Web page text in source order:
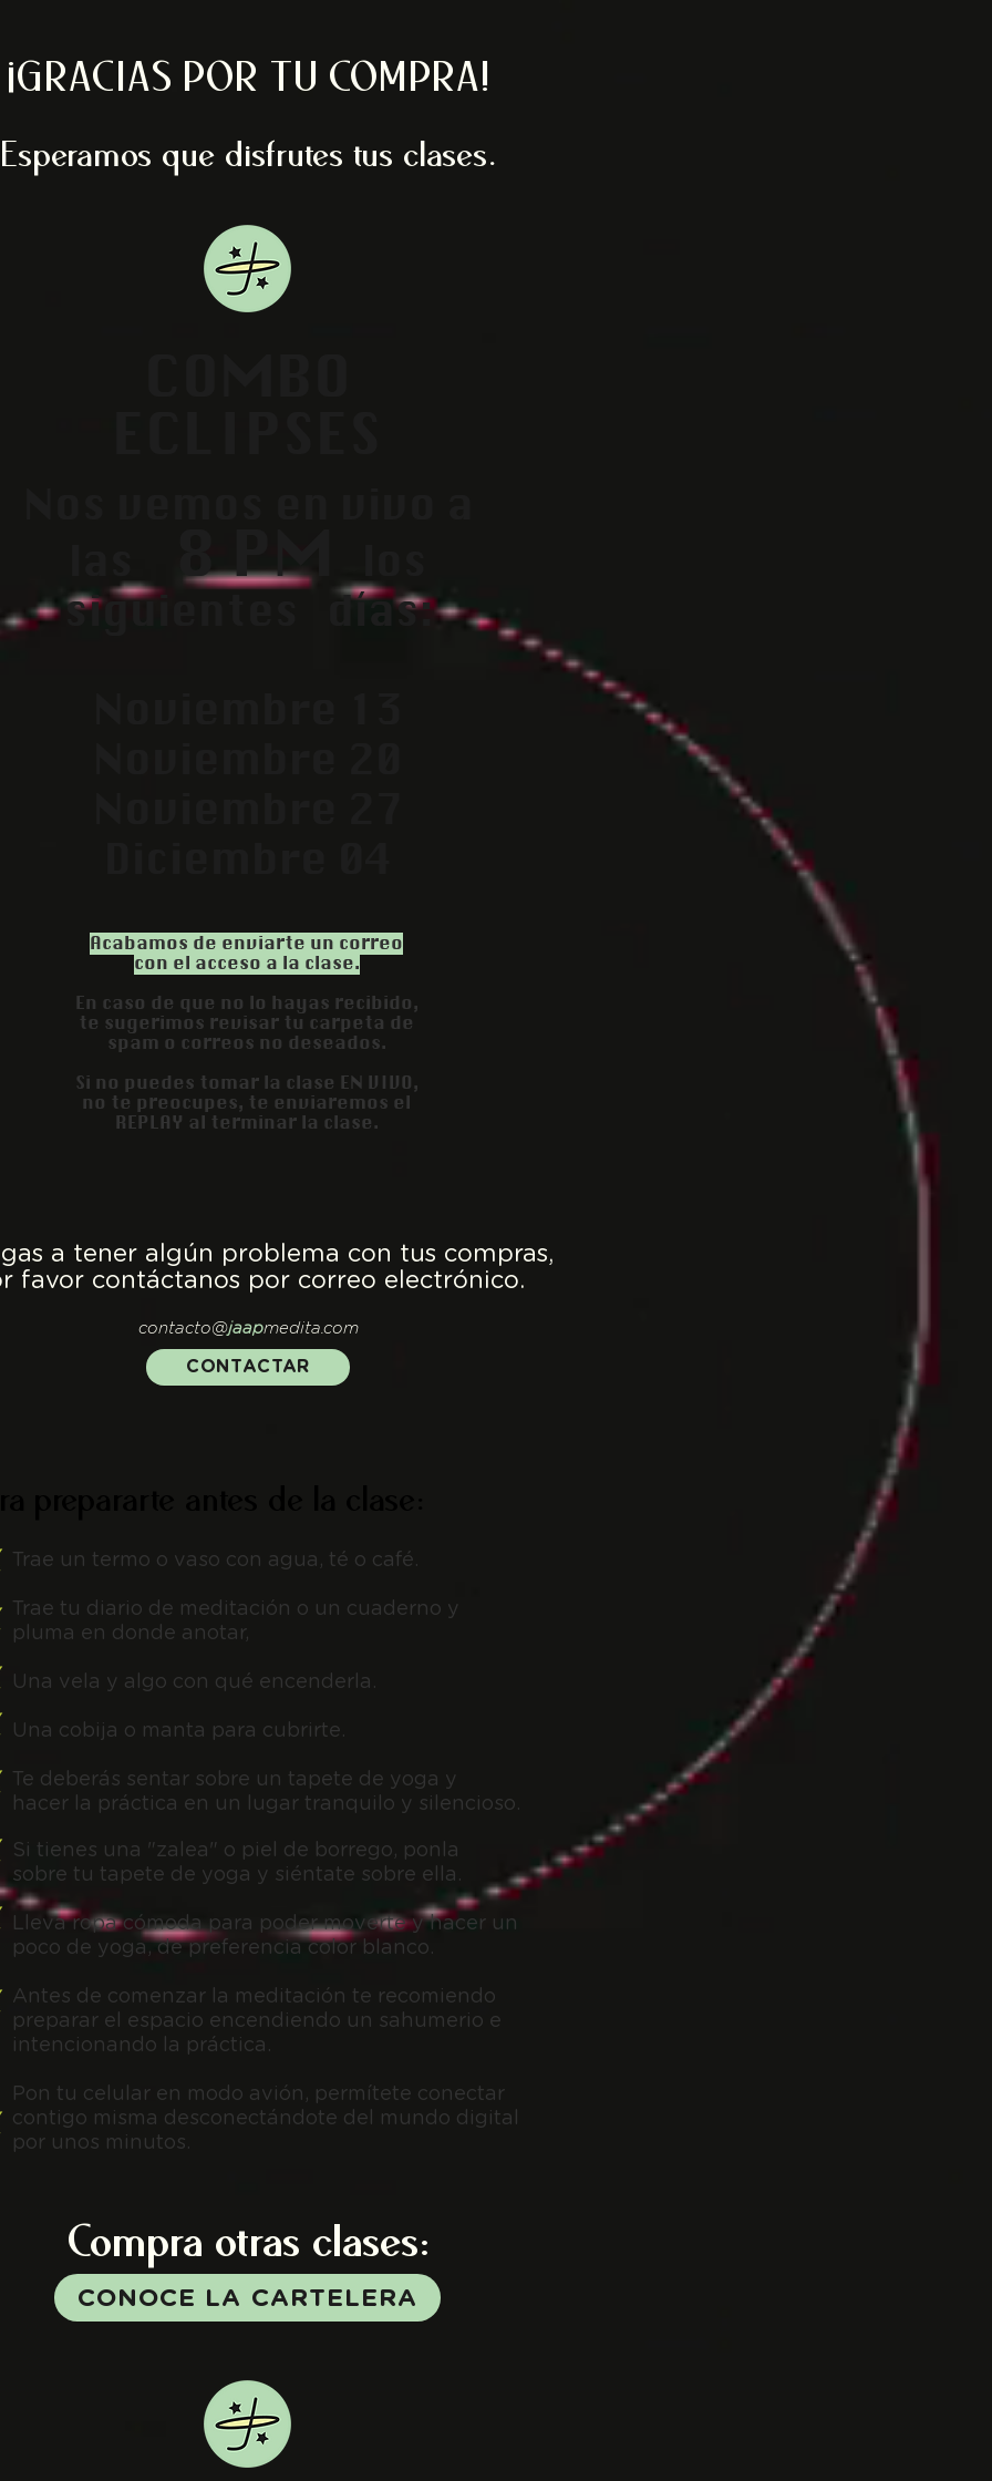
¡GRACIAS POR TU COMPRA!
Esperamos que disfrutes tus clases.
8 PM
siguientes
días:
Acabamos de enviarte un correo
con el acceso a la clase.
En caso de que no lo hayas recibido,
te sugerimos revisar tu carpeta de
spam o correos no deseados.
Si no puedes tomar la clase EN VIVO,
no te preocupes, te enviaremos el
REPLAY al terminar la clase.
a tener algún problema con tus compras,
favor contáctanos por correo electrónico.
contacto@jaapmedita.com
CONTACTAR
Trae un termo o vaso con agua, té o café.
Trae tu diario de meditación o un cuaderno y
pluma en donde anotar,
Una vela y algo con qué encenderla.
Una cobija o manta para cubrirte.
Te deberás sentar sobre un tapete de yoga y
hacer
la práctica en un lugar tranquilo y silencioso.
Si tienes una "zalea" o piel de borrego, ponla
sobre tu tapete de yoga y siéntate sobre ella.
Lleva ropa cómoda para poder moverte y hacer un
poco de yoga, de preferencia color blanco.
Antes de comenzar la meditación te recomiendo
preparar el espacio encendiendo un sahumerio e
intencionando la práctica.
Pon tu celular en modo avión, permítete conectar
contigo misma desconectándote del mundo digital
por unos minutos.
Compra otras clases:
CONOCE LA CARTELERA